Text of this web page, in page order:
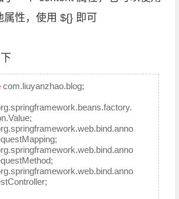
性，使用 ${} 即可
com.liuyanzhao.blog;